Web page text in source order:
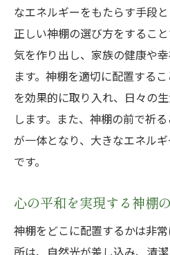
なエネルギーをもたらす手段と
正しい神棚の選び方をするこ
気を作り出し、家族の健康や
ます。神棚を適切に配置する
を効果的に取り入れ、日々の
します。また、神棚の前で祈
が一体となり、大きなエネル
です。
心の平和を実現する神棚
神棚をどこに配置するかは非
所は、自然光が差し込み、清